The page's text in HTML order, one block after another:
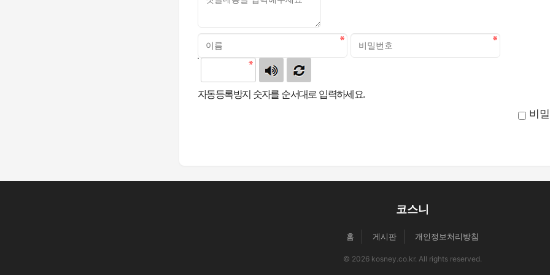
자동등록방지 숫자를 순서대로 입력하세요.
비
코스니
홈 게시판 개인정보처리방침
© 2026 kosney.co.kr. All rights reserved.